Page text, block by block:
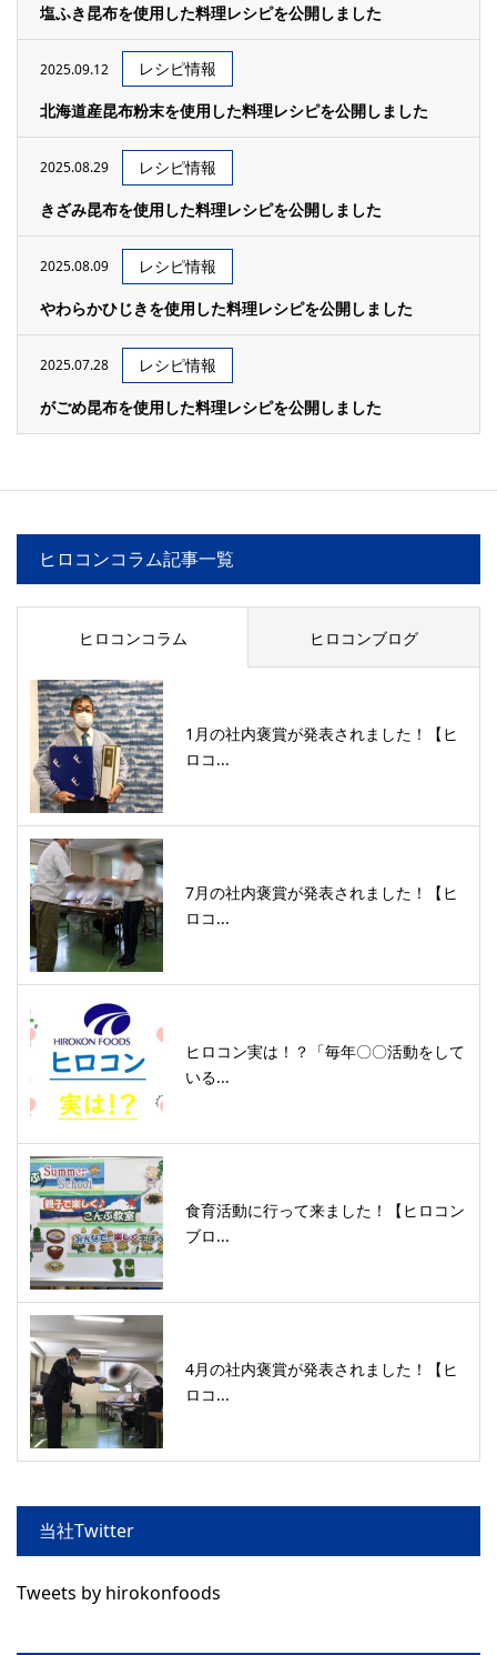
塩ふき昆布を使用した料理レシピを公開しました
2025.09.12
レシピ情報
北海道産昆布粉末を使用した料理レシピを公開しました
2025.08.29
レシピ情報
きざみ昆布を使用した料理レシピを公開しました
2025.08.09
レシピ情報
やわらかひじきを使用した料理レシピを公開しました
2025.07.28
レシピ情報
がごめ昆布を使用した料理レシピを公開しました
ヒロコンコラム記事一覧
ヒロコンコラム ヒロコンブログ
1月の社内褒賞が発表されました！【ヒ
ロコ...
7月の社内褒賞が発表されました！【ヒ
ロコ...
ヒロコン実は！？「毎年〇〇活動をして
いる...
食育活動に行って来ました！【ヒロコン
ブロ...
4月の社内褒賞が発表されました！【ヒ
ロコ...
当社Twitter
Tweets by hirokonfoods